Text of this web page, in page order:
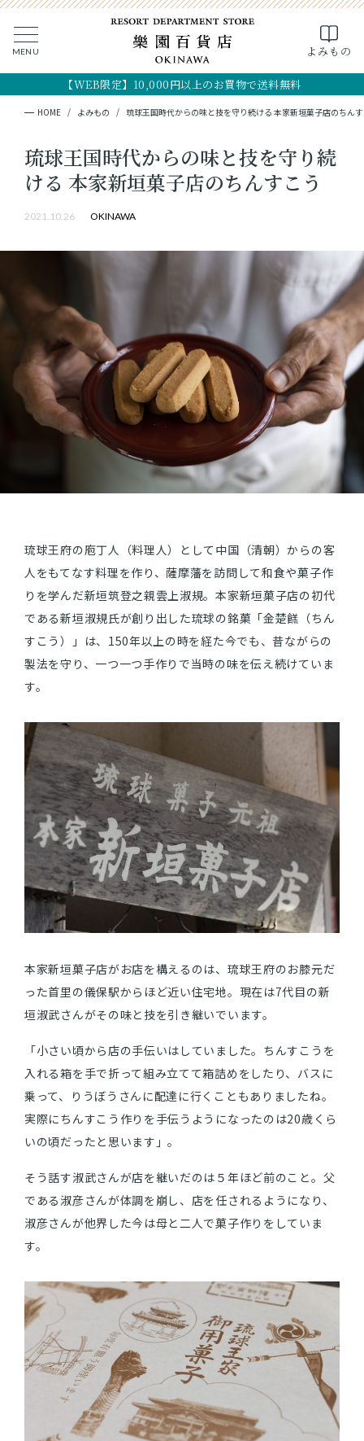
MENU よみもの
【WEB限定】10,000円以上のお買物で送料無料
CLOSE MY PAGE
全ての商品
フード
クラフト
コスメ・アロマ
つくり手
OKINAWA the RYUKYU
ショッピングガイド
実店舗のご案内
HOME よみもの 琉球王国時代からの味と技を守り続ける 本家新垣菓子店のちん
琉球王国時代からの味と技を守り続
ける 本家新垣菓子店のちんすこう
2021.10.26 OKINAWA
琉球王府の庖丁人（料理人）として中国（清朝）からの客
人をもてなす料理を作り、薩摩藩を訪問して和食や菓子作
りを学んだ新垣筑登之親雲上淑規。本家新垣菓子店の初代
である新垣淑規氏が創り出した琉球の銘菓「金楚餻（ちん
すこう）」は、150年以上の時を経た今でも、昔ながらの
製法を守り、一つ一つ手作りで当時の味を伝え続けていま
す。
本家新垣菓子店がお店を構えるのは、琉球王府のお膝元だ
った首里の儀保駅からほど近い住宅地。現在は7代目の新
垣淑武さんがその味と技を引き継いでいます。
「小さい頃から店の手伝いはしていました。ちんすこうを
入れる箱を手で折って組み立てて箱詰めをしたり、バスに
乗って、りうぼうさんに配達に行くこともありましたね。
実際にちんすこう作りを手伝うようになったのは20歳くら
いの頃だったと思います」。
そう話す淑武さんが店を継いだのは５年ほど前のこと。父
である淑彦さんが体調を崩し、店を任されるようになり、
淑彦さんが他界した今は母と二人で菓子作りをしていま
す。